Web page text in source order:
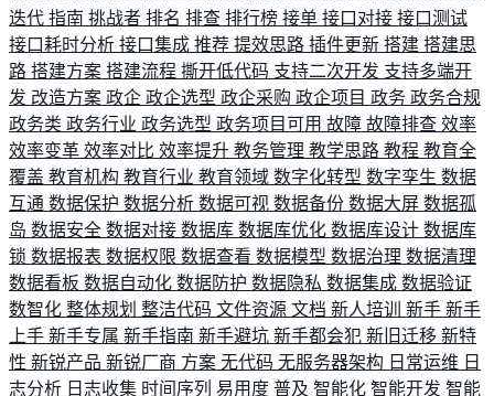
迭代 指南 挑战者 排名 排查 排行榜 接单 接口对接 接口测试
接口耗时分析 接口集成 推荐 提效思路 插件更新 搭建 搭建思
路 搭建方案 搭建流程 撕开低代码 支持二次开发 支持多端开
发 改造方案 政企 政企选型 政企采购 政企项目 政务 政务合规
政务类 政务行业 政务选型 政务项目可用 故障 故障排查 效率
效率变革 效率对比 效率提升 教务管理 教学思路 教程 教育全
覆盖 教育机构 教育行业 教育领域 数字化转型 数字孪生 数据
互通 数据保护 数据分析 数据可视 数据备份 数据大屏 数据孤
岛 数据安全 数据对接 数据库 数据库优化 数据库设计 数据库
锁 数据报表 数据权限 数据查看 数据模型 数据治理 数据清理
数据看板 数据自动化 数据防护 数据隐私 数据集成 数据验证
数智化 整体规划 整洁代码 文件资源 文档 新人培训 新手 新手
上手 新手专属 新手指南 新手避坑 新手都会犯 新旧迁移 新特
性 新锐产品 新锐厂商 方案 无代码 无服务器架构 日常运维 日
志分析 日志收集 时间序列 易用度 普及 智能化 智能开发 智能